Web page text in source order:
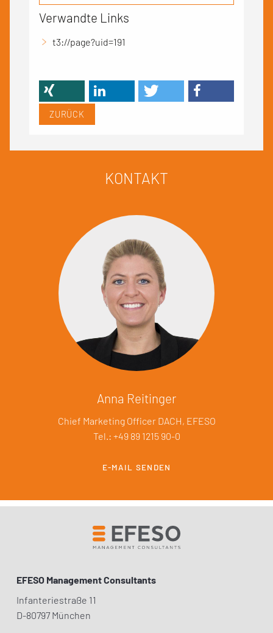
Verwandte Links
t3://page?uid=191
ZURÜCK
KONTAKT
Anna Reitinger
Chief Marketing Officer DACH, EFESO
Tel.: +49 89 1215 90-0
E-MAIL SENDEN
EFESO Management Consultants
Infanteriestraße 11
D-80797 München